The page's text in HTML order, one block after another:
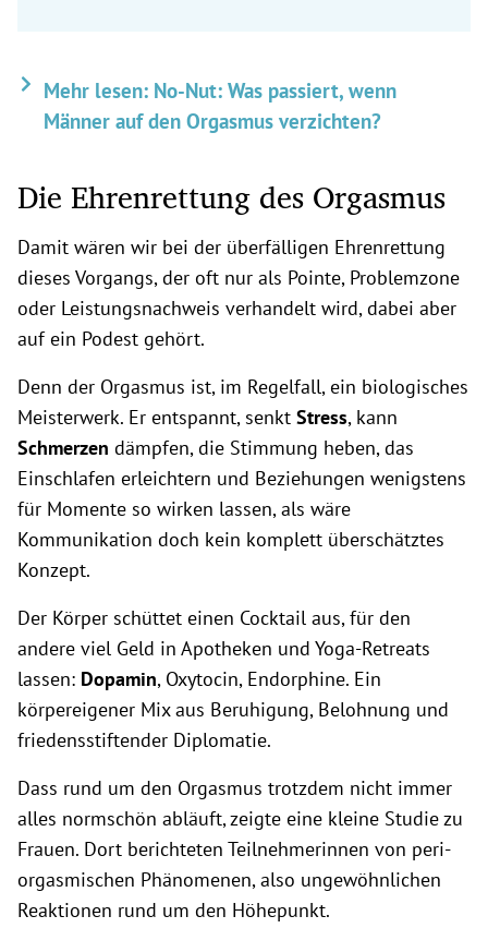
Mehr lesen: No-Nut: Was passiert, wenn
Männer auf den Orgasmus verzichten?
Die Ehrenrettung des Orgasmus
Damit wären wir bei der überfälligen Ehrenrettung
dieses Vorgangs, der oft nur als Pointe, Problemzone
oder Leistungsnachweis verhandelt wird, dabei aber
auf ein Podest gehört.
Denn der Orgasmus ist, im Regelfall, ein biologisches
Meisterwerk. Er entspannt, senkt Stress, kann
Schmerzen dämpfen, die Stimmung heben, das
Einschlafen erleichtern und Beziehungen wenigstens
für Momente so wirken lassen, als wäre
Kommunikation doch kein komplett überschätztes
Konzept.
Der Körper schüttet einen Cocktail aus, für den
andere viel Geld in Apotheken und Yoga-Retreats
lassen: Dopamin, Oxytocin, Endorphine. Ein
körpereigener Mix aus Beruhigung, Belohnung und
friedensstiftender Diplomatie.
Dass rund um den Orgasmus trotzdem nicht immer
alles normschön abläuft, zeigte eine kleine Studie zu
Frauen. Dort berichteten Teilnehmerinnen von peri-
orgasmischen Phänomenen, also ungewöhnlichen
Reaktionen rund um den Höhepunkt.